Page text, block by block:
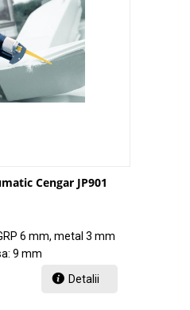
Cengar JP901
6 mm, metal 3 mm
9 mm
Detalii